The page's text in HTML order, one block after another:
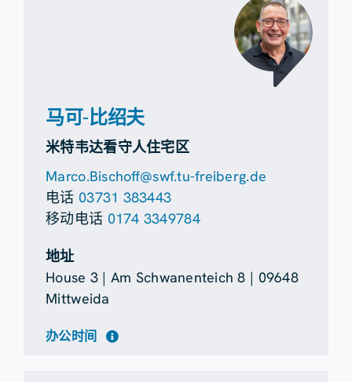
马可-比绍夫
米特韦达看守人住宅区
Marco.Bischoff@swf.tu-freiberg.de
电话 03731 383443
移动电话 0174 3349784
地址
House 3 | Am Schwanenteich 8 | 09648
Mittweida
办公时间